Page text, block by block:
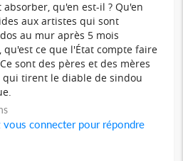
absorber, qu'en est-il ? Qu'en
aux artistes qui sont
au mur après 5 mois
qu'est ce que l'État compte faire
sont des pères et des mères
qui tirent le diable de sindou
vous connecter pour répondre